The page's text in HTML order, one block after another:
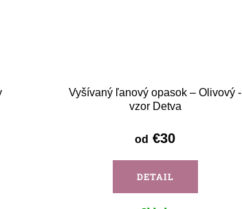
Vyšívaný ľanový opasok – Olivový -
vzor Detva
od €30
DETAIL